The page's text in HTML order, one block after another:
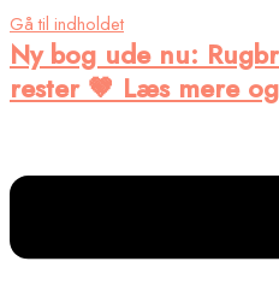
Gå til indholdet
Ny bog ude nu:
rester 🤎 Læs mere